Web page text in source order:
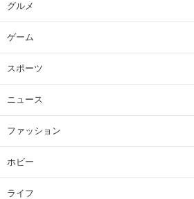
グルメ
ゲーム
スポーツ
ニュース
ファッション
ホビー
ライフ